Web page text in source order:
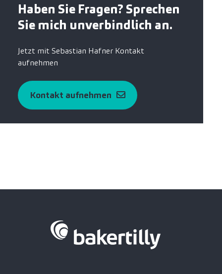
Haben Sie Fragen? Sprechen
Sie mich unverbindlich an.
Jetzt mit Sebastian Hafner Kontakt
aufnehmen
Kontakt aufnehmen